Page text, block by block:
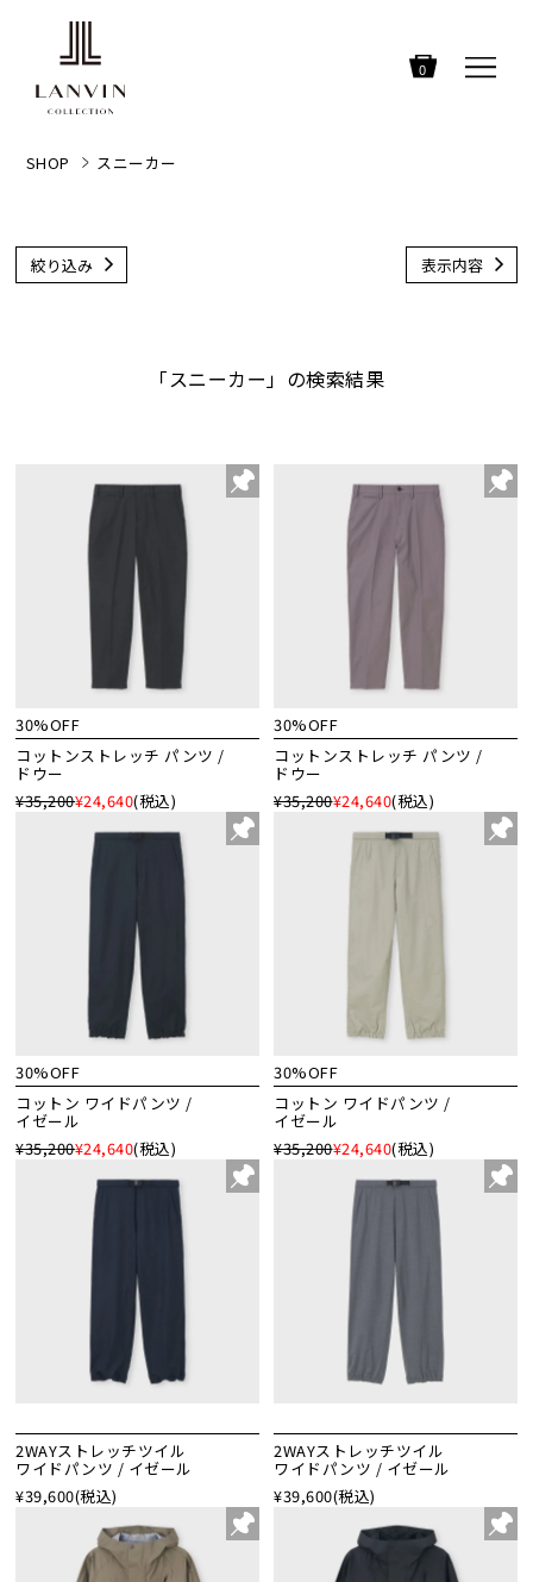
0
SHOP スニーカー
絞り込み 表示内容
「スニーカー」の検索結果
30%OFF
コットンストレッチ パンツ /
ドウー
¥35,200¥24,640(税込)
30%OFF
コットンストレッチ パンツ /
ドウー
¥35,200¥24,640(税込)
30%OFF
コットン ワイドパンツ /
イゼール
¥35,200¥24,640(税込)
30%OFF
コットン ワイドパンツ /
イゼール
¥35,200¥24,640(税込)
2WAYストレッチツイル
ワイドパンツ / イゼール
¥39,600(税込)
2WAYストレッチツイル
ワイドパンツ / イゼール
¥39,600(税込)